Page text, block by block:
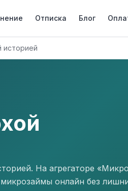
Отписка Блог
историей
На агрегаторе
онлайн без